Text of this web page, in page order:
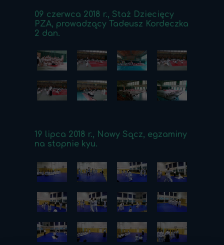
19 lipca 2018 r., Nowy Sącz, egzaminy
na stopnie kyu.
09 czerwca 2018 r., Staż Dziecięcy
PZA, prowadzący Tadeusz Kordeczka
2 dan.